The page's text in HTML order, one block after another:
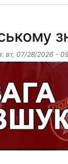
вт, 07/28/2026 -